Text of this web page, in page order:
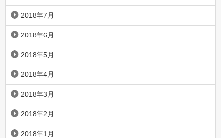
2018年7月
2018年6月
2018年5月
2018年4月
2018年3月
2018年2月
2018年1月